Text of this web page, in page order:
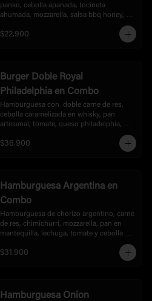
panko, cebolla apanada, tocineta
ahumada, mozzarella, salsa bbq honey,
lechuga y tomate, acompañada de papas.
$22.900
Burger Doble Royal
Philadelphia en Combo
Hamburguesa con  doble carne de res,
cebolla caramelizada en whisky, pan
artesanal, tomate, queso philadelphia,
papas.
$36.900
Hamburguesa Argentina en
Combo
Hamburguesa de chorizo argentino, carne
de res, chimichurri, mozzarella, pan en
mantequilla, lechuga, tomate y cebolla en
$31.900
Hamburguesa Onion